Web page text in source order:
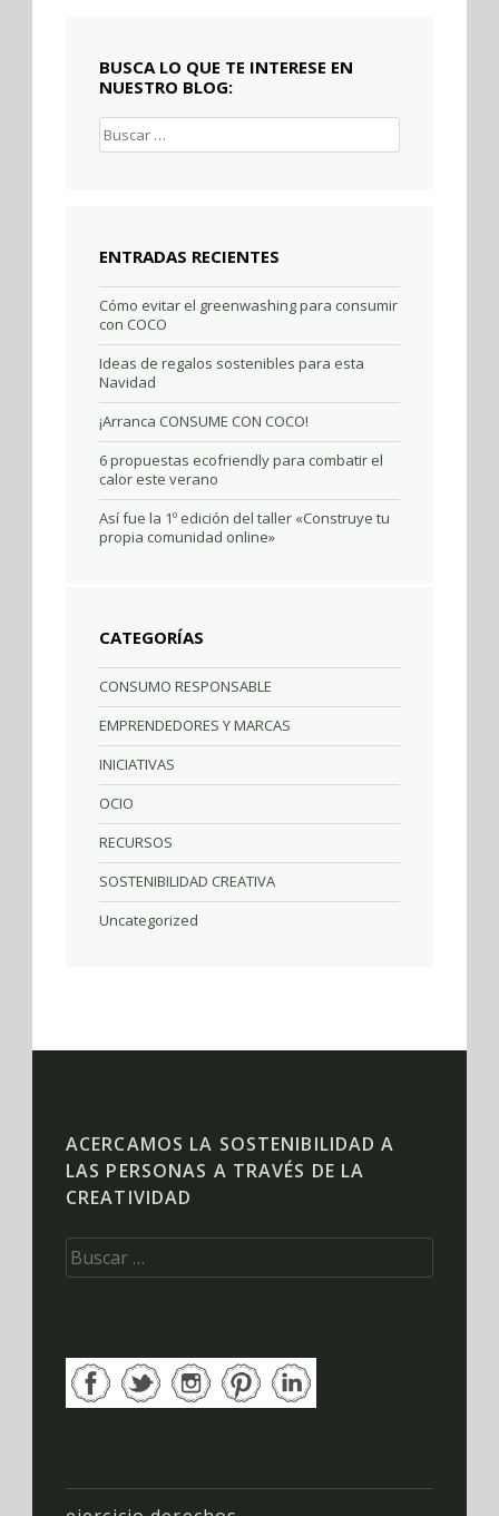
BUSCA LO QUE TE INTERESE EN
NUESTRO BLOG:
Buscar:
ENTRADAS RECIENTES
Cómo evitar el greenwashing para consumir
con COCO
Ideas de regalos sostenibles para esta
Navidad
¡Arranca CONSUME CON COCO!
6 propuestas ecofriendly para combatir el
calor este verano
Así fue la 1º edición del taller «Construye tu
propia comunidad online»
CATEGORÍAS
CONSUMO RESPONSABLE
EMPRENDEDORES Y MARCAS
INICIATIVAS
OCIO
RECURSOS
SOSTENIBILIDAD CREATIVA
Uncategorized
ACERCAMOS LA SOSTENIBILIDAD A
LAS PERSONAS A TRAVÉS DE LA
CREATIVIDAD
Buscar: